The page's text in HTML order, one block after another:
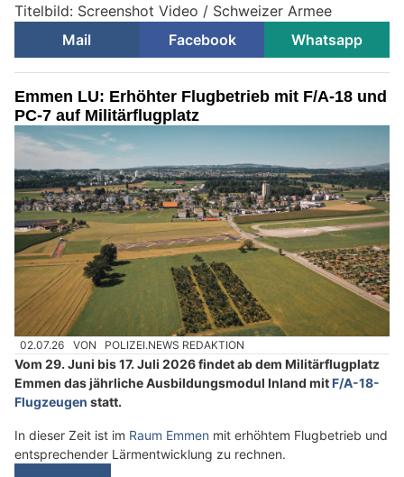
Titelbild: Screenshot Video / Schweizer Armee
Mail
Facebook Whatsapp
Emmen LU: Erhöhter Flugbetrieb mit F/A-18 und
PC-7 auf Militärflugplatz
02.07.26 VON POLIZEI.NEWS REDAKTION
Vom 29. Juni bis 17. Juli 2026 findet ab dem Militärflugplatz
Emmen das jährliche Ausbildungsmodul Inland mitF/A-18-
Flugzeugen statt.
In dieser Zeit ist im Raum Emmen mit erhöhtem Flugbetrieb und
entsprechender Lärmentwicklung zu rechnen.